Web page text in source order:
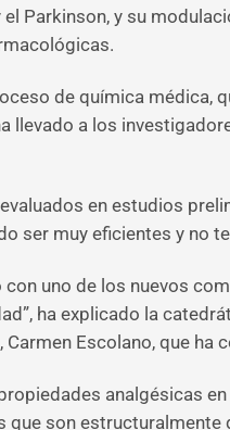
Parkinson, y su
de química
llevado a los
en estudios
ser muy eficientes y no
uno de los nuevos
ha explicado la
Escolano, que ha
analgésicas
que son